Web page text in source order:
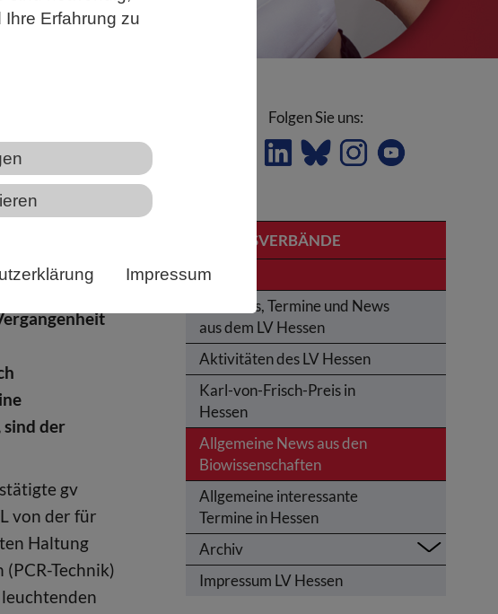
Erfahrung zu
Impressum
sind der
gv
von der für
Haltung
Technik)
Folgen Sie uns:
LANDESVERBÄNDE
Hessen
Aktuelles, Termine und News
aus dem LV Hessen
Aktivitäten des LV Hessen
Karl-von-Frisch-Preis in
Hessen
Allgemeine News aus den
Biowissenschaften
Allgemeine interessante
Termine in Hessen
Archiv
Impressum LV Hessen